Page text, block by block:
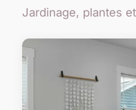
Jardinage, plantes